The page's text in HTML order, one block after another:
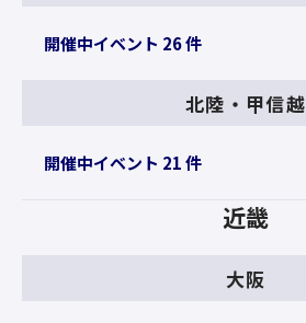
開催中イベント 26 件
北陸・甲信越
開催中イベント 21 件
近畿
大阪